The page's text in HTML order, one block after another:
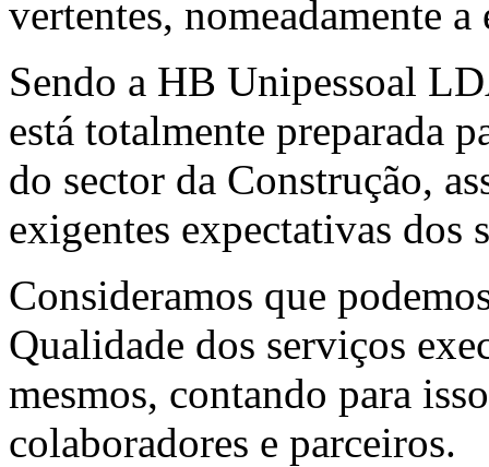
vertentes, nomeadamente
Sendo a HB Unipessoal
está totalmente preparada
do sector da Construção,
exigentes expectativas dos
Consideramos que
Qualidade dos serviços
mesmos, contando para
colaboradores e parceiros.